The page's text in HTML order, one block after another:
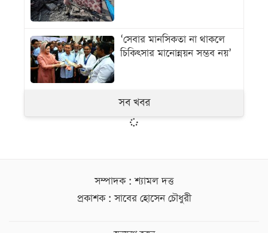
‘সেবার মানসিকতা না থাকলে
চিকিৎসার মানোন্নয়ন সম্ভব নয়’
সব খবর
সম্পাদক : শ্যামল দত্ত
প্রকাশক : সাবের হোসেন চৌধুরী